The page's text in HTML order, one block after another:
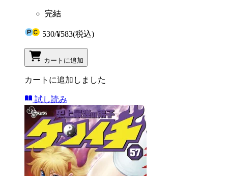
完結
530/¥583(税込)
カートに追加
カートに追加しました
試し読み